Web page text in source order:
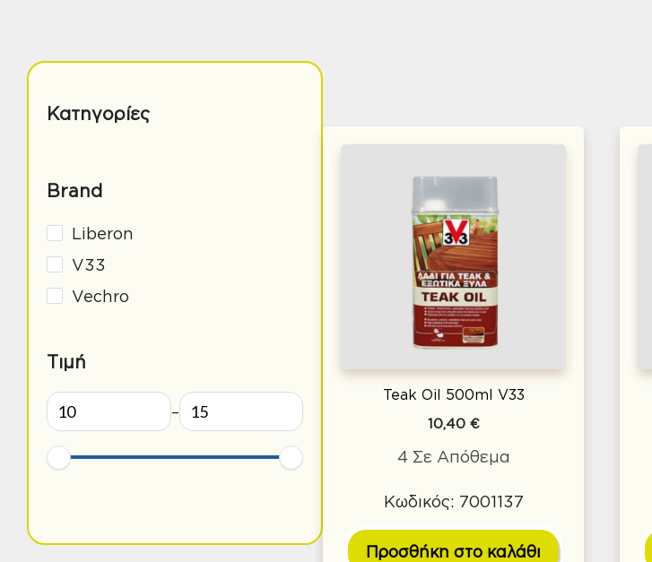
Teak Oil 500ml V33
10,40 €
4 Σε Απόθεμα
Κωδικός: 7001137
Προσθήκη στο καλάθι
Κατηγορίες
Brand
Liberon
V33
Vechro
Τιμή
–